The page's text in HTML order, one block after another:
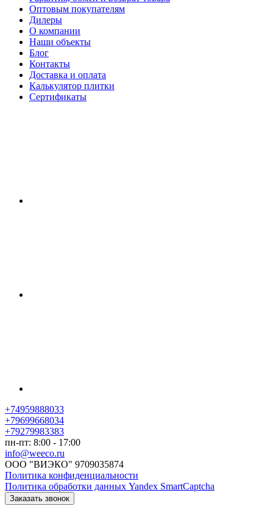
Оптовым покупателям
Дилеры
О компании
Наши объекты
Блог
Контакты
Доставка и оплата
Калькулятор плитки
Сертификаты
+74959888033
+79699668034
+79279983383
пн-пт: 8:00 - 17:00
info@weeco.ru
ООО "ВИЭКО" 9709035874
Политика конфиденциальности
Политика обработки данных Yandex SmartCaptcha
Заказать звонок